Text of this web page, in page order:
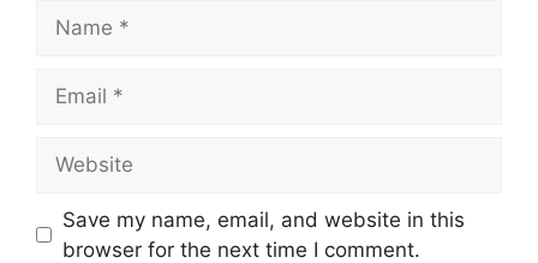
Save my name, email, and website in this
browser for the next time I comment.